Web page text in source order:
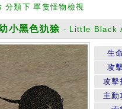
分類下 單隻怪物檢視
小黑色犰狳 - Little Black
生
攻
攻擊
主動